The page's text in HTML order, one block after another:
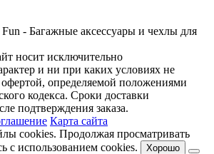
- Багажные аксессуары и чехлы для
носит исключительно
и ни при каких условиях не
определяемой положениями
кодекса. Сроки доставки
подтверждения заказа.
Карта сайта
cookies. Продолжая просматривать
с использованием cookies.
Хорошо